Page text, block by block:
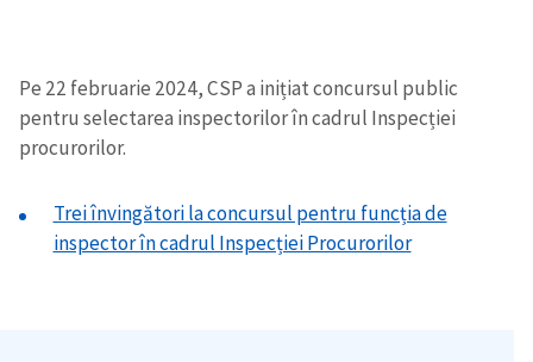
Pe 22 februarie 2024, CSP a inițiat concursul public
pentru selectarea inspectorilor în cadrul Inspecției
procurorilor.
Trei învingători la concursul pentru funcția de
inspector în cadrul Inspecției Procurorilor